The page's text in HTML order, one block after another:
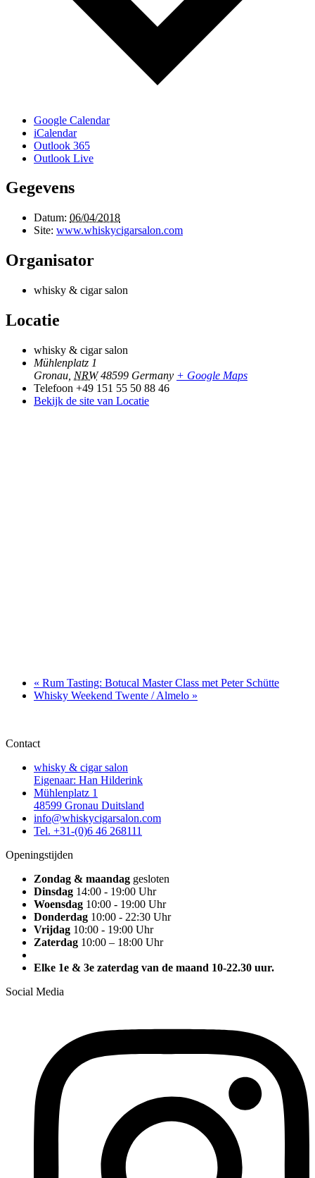
Google Calendar
iCalendar
Outlook 365
Outlook Live
Gegevens
Datum: 06/04/2018
Site: www.whiskycigarsalon.com
Organisator
whisky & cigar salon
Locatie
whisky & cigar salon
Mühlenplatz 1
Gronau NRW 48599 Germany + Google Maps
Telefoon +49 151 55 50 88 46
Bekijk de site van Locatie
« Rum Tasting: Botucal Master Class met Peter Schütte
Whisky Weekend Twente / Almelo »
Contact
whisky & cigar salon
Eigenaar: Han Hilderink
Mühlenplatz 1
48599 Gronau Duitsland
info@whiskycigarsalon.com
Tel. +31-(0)6 46 268111
Openingstijden
Zondag & maandag gesloten
Dinsdag 14:00 - 19:00 Uhr
Woensdag 10:00 - 19:00 Uhr
Donderdag 10:00 - 22:30 Uhr
Vrijdag 10:00 - 19:00 Uhr
Zaterdag 10:00 – 18:00 Uhr
Elke 1e & 3e zaterdag van de maand 10-22.30 uur.
Social Media